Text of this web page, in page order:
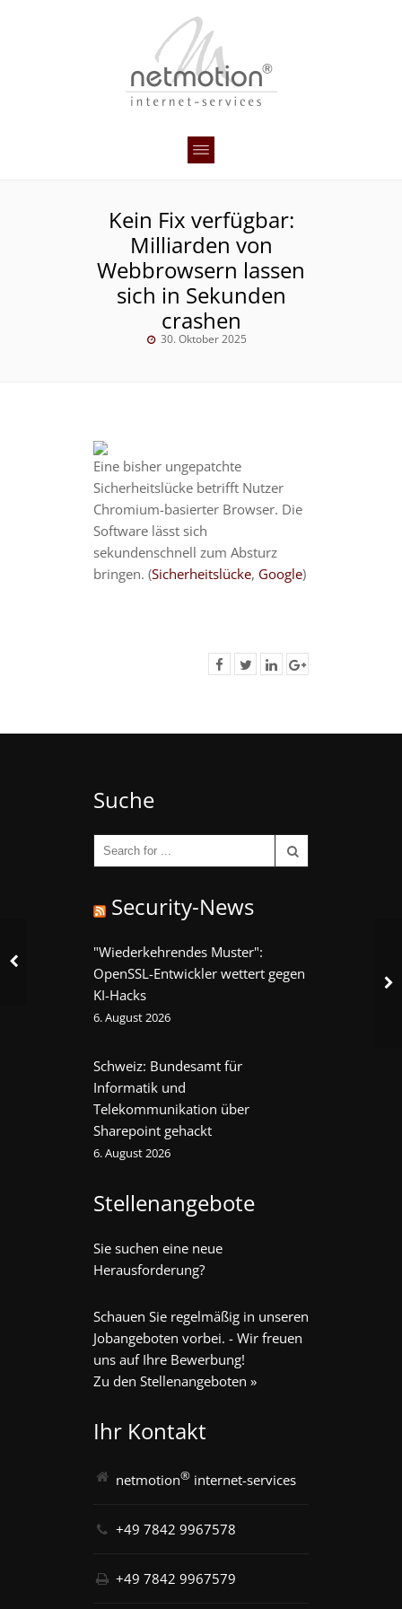
Kein Fix verfügbar:
Milliarden von
Webbrowsern lassen
sich in Sekunden
crashen
30. Oktober 2025
Eine bisher ungepatchte
Sicherheitslücke betrifft Nutzer
Chromium-basierter Browser. Die
Software lässt sich
sekundenschnell zum Absturz
bringen. (Sicherheitslücke, Google)
Suche
Security-News
"Wiederkehrendes Muster":
OpenSSL-Entwickler wettert gegen
KI-Hacks
6. August 2026
Schweiz: Bundesamt für
Informatik und
Telekommunikation über
Sharepoint gehackt
6. August 2026
Stellenangebote
Sie suchen eine neue
Herausforderung?
Schauen Sie regelmäßig in unseren
Jobangeboten vorbei. - Wir freuen
uns auf Ihre Bewerbung!
Zu den Stellenangeboten »
Ihr Kontakt
netmotion® internet-services
+49 7842 9967578
+49 7842 9967579